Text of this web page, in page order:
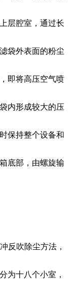
层腔室，通过长
袋外表面的粉尘
即将高压空气喷
内形成较大的压
保持整个设备和
底部，由螺旋输
吹除尘方法，
为十八个小室，